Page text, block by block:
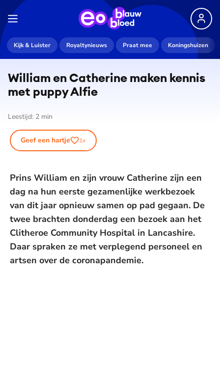
Kijk & Luister Royaltynieuws Praat mee Koningshuizen
William en Catherine maken kennis
met puppy Alfie
Leestijd: 2 min
Geef een hartje 1x
Prins William en zijn vrouw Catherine zijn een
dag na hun eerste gezamenlijke werkbezoek
van dit jaar opnieuw samen op pad gegaan. De
twee brachten donderdag een bezoek aan het
Clitheroe Community Hospital in Lancashire.
Daar spraken ze met verplegend personeel en
artsen over de coronapandemie.